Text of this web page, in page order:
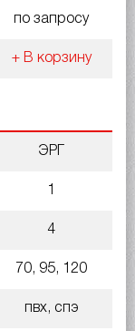
по запросу
+ В корзину
ЭРГ
1
4
70, 95, 120
пвх, спэ